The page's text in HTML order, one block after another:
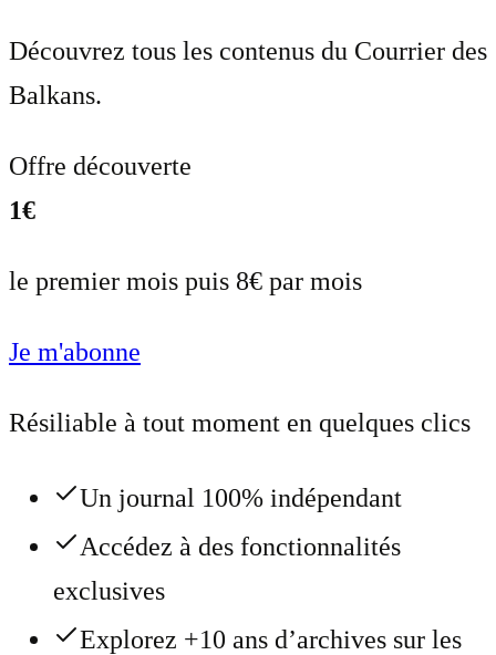
Découvrez tous les contenus du Courrier des
Balkans.
Offre découverte
1€
le premier mois puis 8€ par mois
Je m'abonne
Résiliable à tout moment en quelques clics
Un journal 100% indépendant
Accédez à des fonctionnalités
exclusives
Explorez +10 ans d’archives sur les